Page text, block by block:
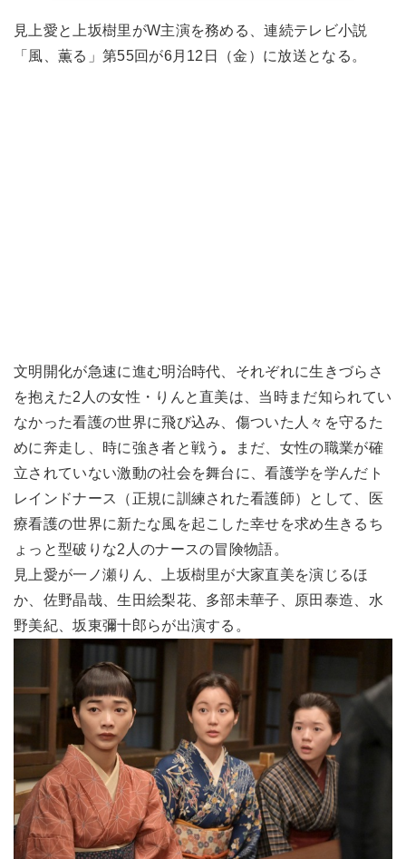
見上愛と上坂樹里がW主演を務める、連続テレビ小説
「風、薫る」第55回が6月12日（金）に放送となる。
文明開化が急速に進む明治時代、それぞれに生きづらさ
を抱えた2人の女性・りんと直美は、当時まだ知られてい
なかった看護の世界に飛び込み、傷ついた人々を守るた
めに奔走し、時に強き者と戦う 。
まだ、女性の職業が確
立されていない激動の社会を舞台に、看護学を学んだト
レインドナース（正規に訓練された看護師）として、医
療看護の世界に新たな風を起こした幸せを求め生きるち
ょっと型破りな2人のナースの冒険物語。
見上愛が一ノ瀬りん、上坂樹里が大家直美を演じるほ
か、佐野晶哉、生田絵梨花、多部未華子、原田泰造、水
野美紀、坂東彌十郎らが出演する。